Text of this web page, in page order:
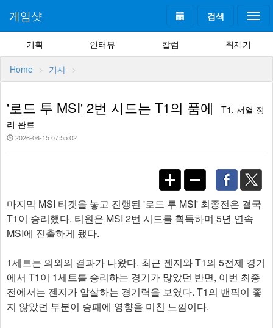
검색
게임샷
기획 인터뷰 칼럼 취재기
Home 기사
'로드 투 MSI' 2번 시드는 T1의 품에
T1, 서열 정
리 완료
2026-06-15 07:55:02
마지막 MSI 티켓을 놓고 진행된 '로드 투 MSI' 최종전은 결국
T1이 승리했다. 티원은 MSI 2번 시드를 획득하며 5년 연속
MSI에 진출하게 됐다.
1세트는 의외의 결과가 나왔다. 최근 젠지와 T1의 5전제 경기
에서 T1이 1세트를 승리하는 경기가 많았던 반면, 이번 최종
전에서는 젠지가 압살하는 경기력을 보였다. T1의 밴픽이 좋
지 않았던 부분이 승패에 영향을 미친 느낌이다.